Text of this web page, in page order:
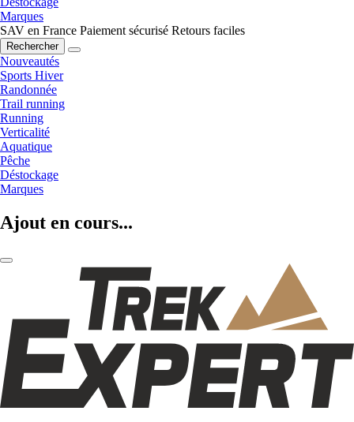
Marques
SAV en France Paiement sécurisé Retours faciles
Rechercher
Nouveautés
Sports Hiver
Randonnée
Trail running
Running
Verticalité
Aquatique
Pêche
Déstockage
Marques
Ajout en cours...